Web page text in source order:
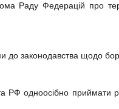
Раду Федерацій про
до законодавства щодо
РФ одноосібно приймати